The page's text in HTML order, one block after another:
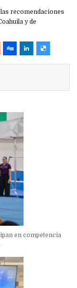
recomendaciones
y de
en competencia